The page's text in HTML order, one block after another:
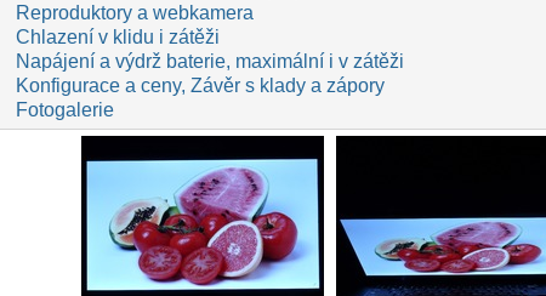
Reproduktory a webkamera
Chlazení v klidu i zátěži
Napájení a výdrž baterie, maximální i v zátěži
Konfigurace a ceny, Závěr s klady a zápory
Fotogalerie